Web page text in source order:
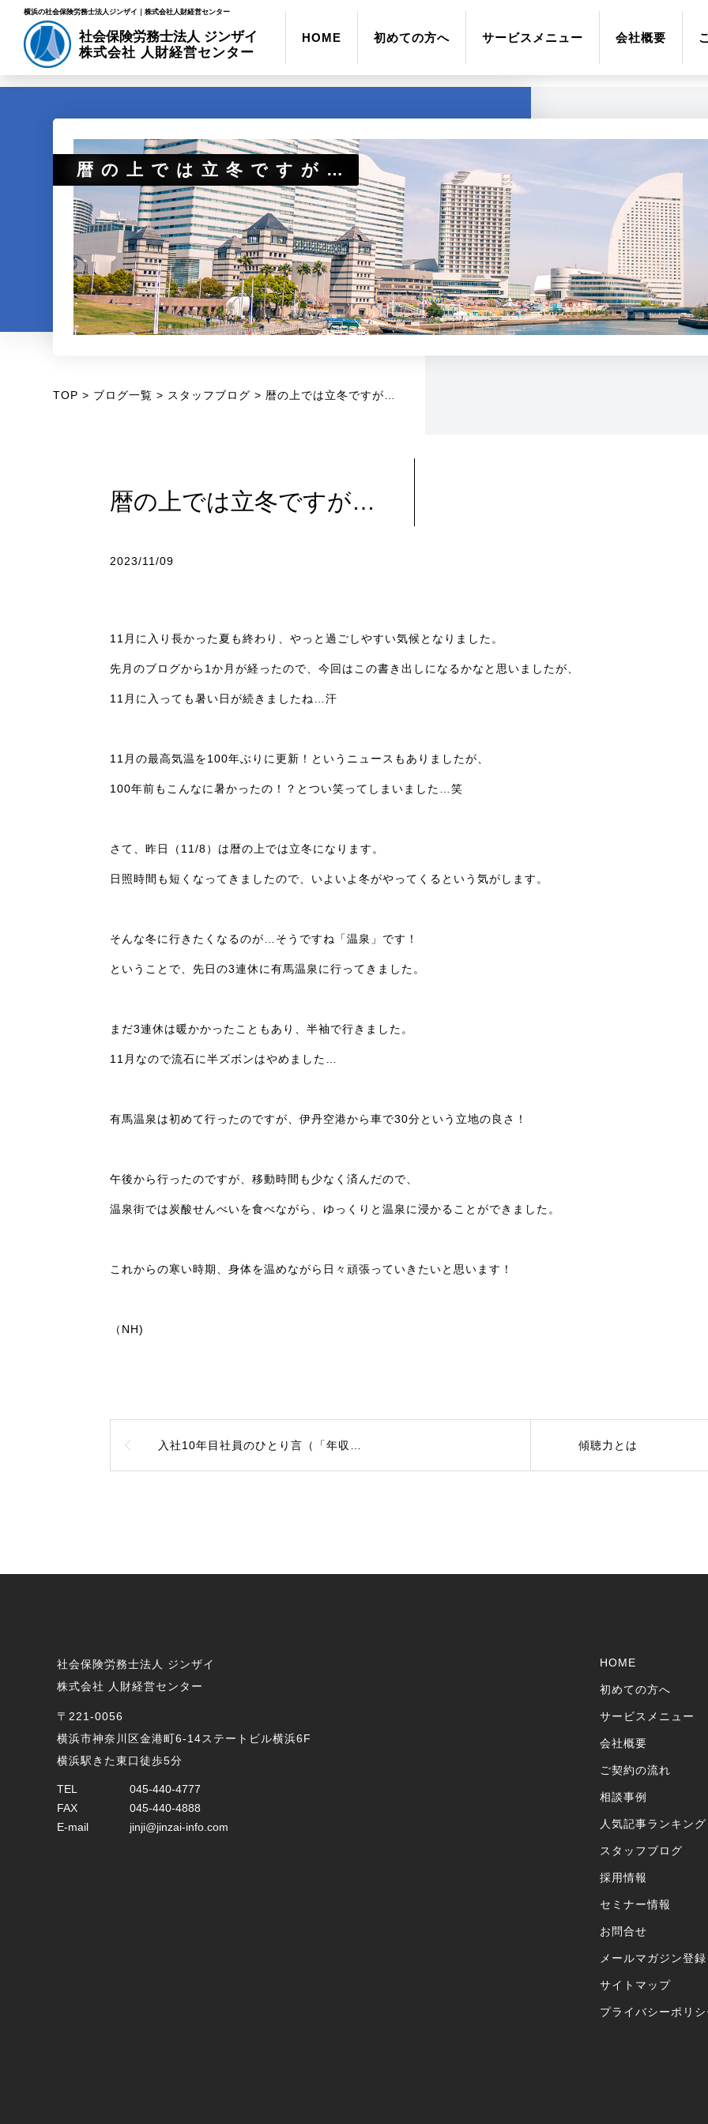
横浜の社会保険労務士法人ジンザイ｜株式会社人財経営センター
社会保険労務士法人 ジンザイ
株式会社 人財経営センター
HOME 初めての方へ サービスメニュー 会社概要
暦の上では立冬ですが…
TOP ブログ一覧 スタッフブログ 暦の上では立冬ですが…
暦の上では立冬ですが…
2023/11/09
11月に入り長かった夏も終わり、やっと過ごしやすい気候となりました。
先月のブログから1か月が経ったので、今回はこの書き出しになるかなと思いましたが、
11月に入っても暑い日が続きましたね…汗
11月の最高気温を100年ぶりに更新！というニュースもありましたが、
100年前もこんなに暑かったの！？とつい笑ってしまいました…笑
さて、昨日（11/8）は暦の上では立冬になります。
日照時間も短くなってきましたので、いよいよ冬がやってくるという気がします。
そんな冬に行きたくなるのが…そうですね「温泉」です！
ということで、先日の3連休に有馬温泉に行ってきました。
まだ3連休は暖かかったこともあり、半袖で行きました。
11月なので流石に半ズボンはやめました…
有馬温泉は初めて行ったのですが、伊丹空港から車で30分という立地の良さ！
午後から行ったのですが、移動時間も少なく済んだので、
温泉街では炭酸せんべいを食べながら、ゆっくりと温泉に浸かることができました。
これからの寒い時期、身体を温めながら日々頑張っていきたいと思います！
（NH)
入社10年目社員のひとり言（「年収の壁」を超えると・・・） 傾聴力とは
社会保険労務士法人 ジンザイ
株式会社 人財経営センター
〒221-0056
横浜市神奈川区金港町6-14ステートビル横浜6F
横浜駅きた東口徒歩5分
TEL
045-440-4777
FAX
045-440-4888
E-mail
jinji@jinzai-info.com
HOME
初めての方へ
サービスメニュー
会社概要
ご契約の流れ
相談事例
人気記事ランキング
スタッフブログ
採用情報
セミナー情報
お問合せ
メールマガジン登録
サイトマップ
プライバシーポリシ